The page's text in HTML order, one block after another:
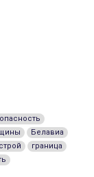
Белавиа
граница